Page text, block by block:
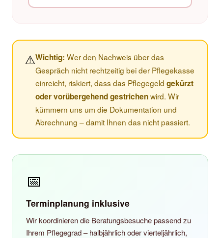
⚠️Wichtig: Wer den Nachweis über das
Gespräch nicht rechtzeitig bei der Pflegekasse
einreicht, riskiert, dass das Pflegegeld gekürzt
oder vorübergehend gestrichenwird. Wir
kümmern uns um die Dokumentation und
Abrechnung – damit Ihnen das nicht passiert.
📅
Terminplanung inklusive
Wir koordinieren die Beratungsbesuche passend zu
Ihrem Pflegegrad – halbjährlich oder vierteljährlich,